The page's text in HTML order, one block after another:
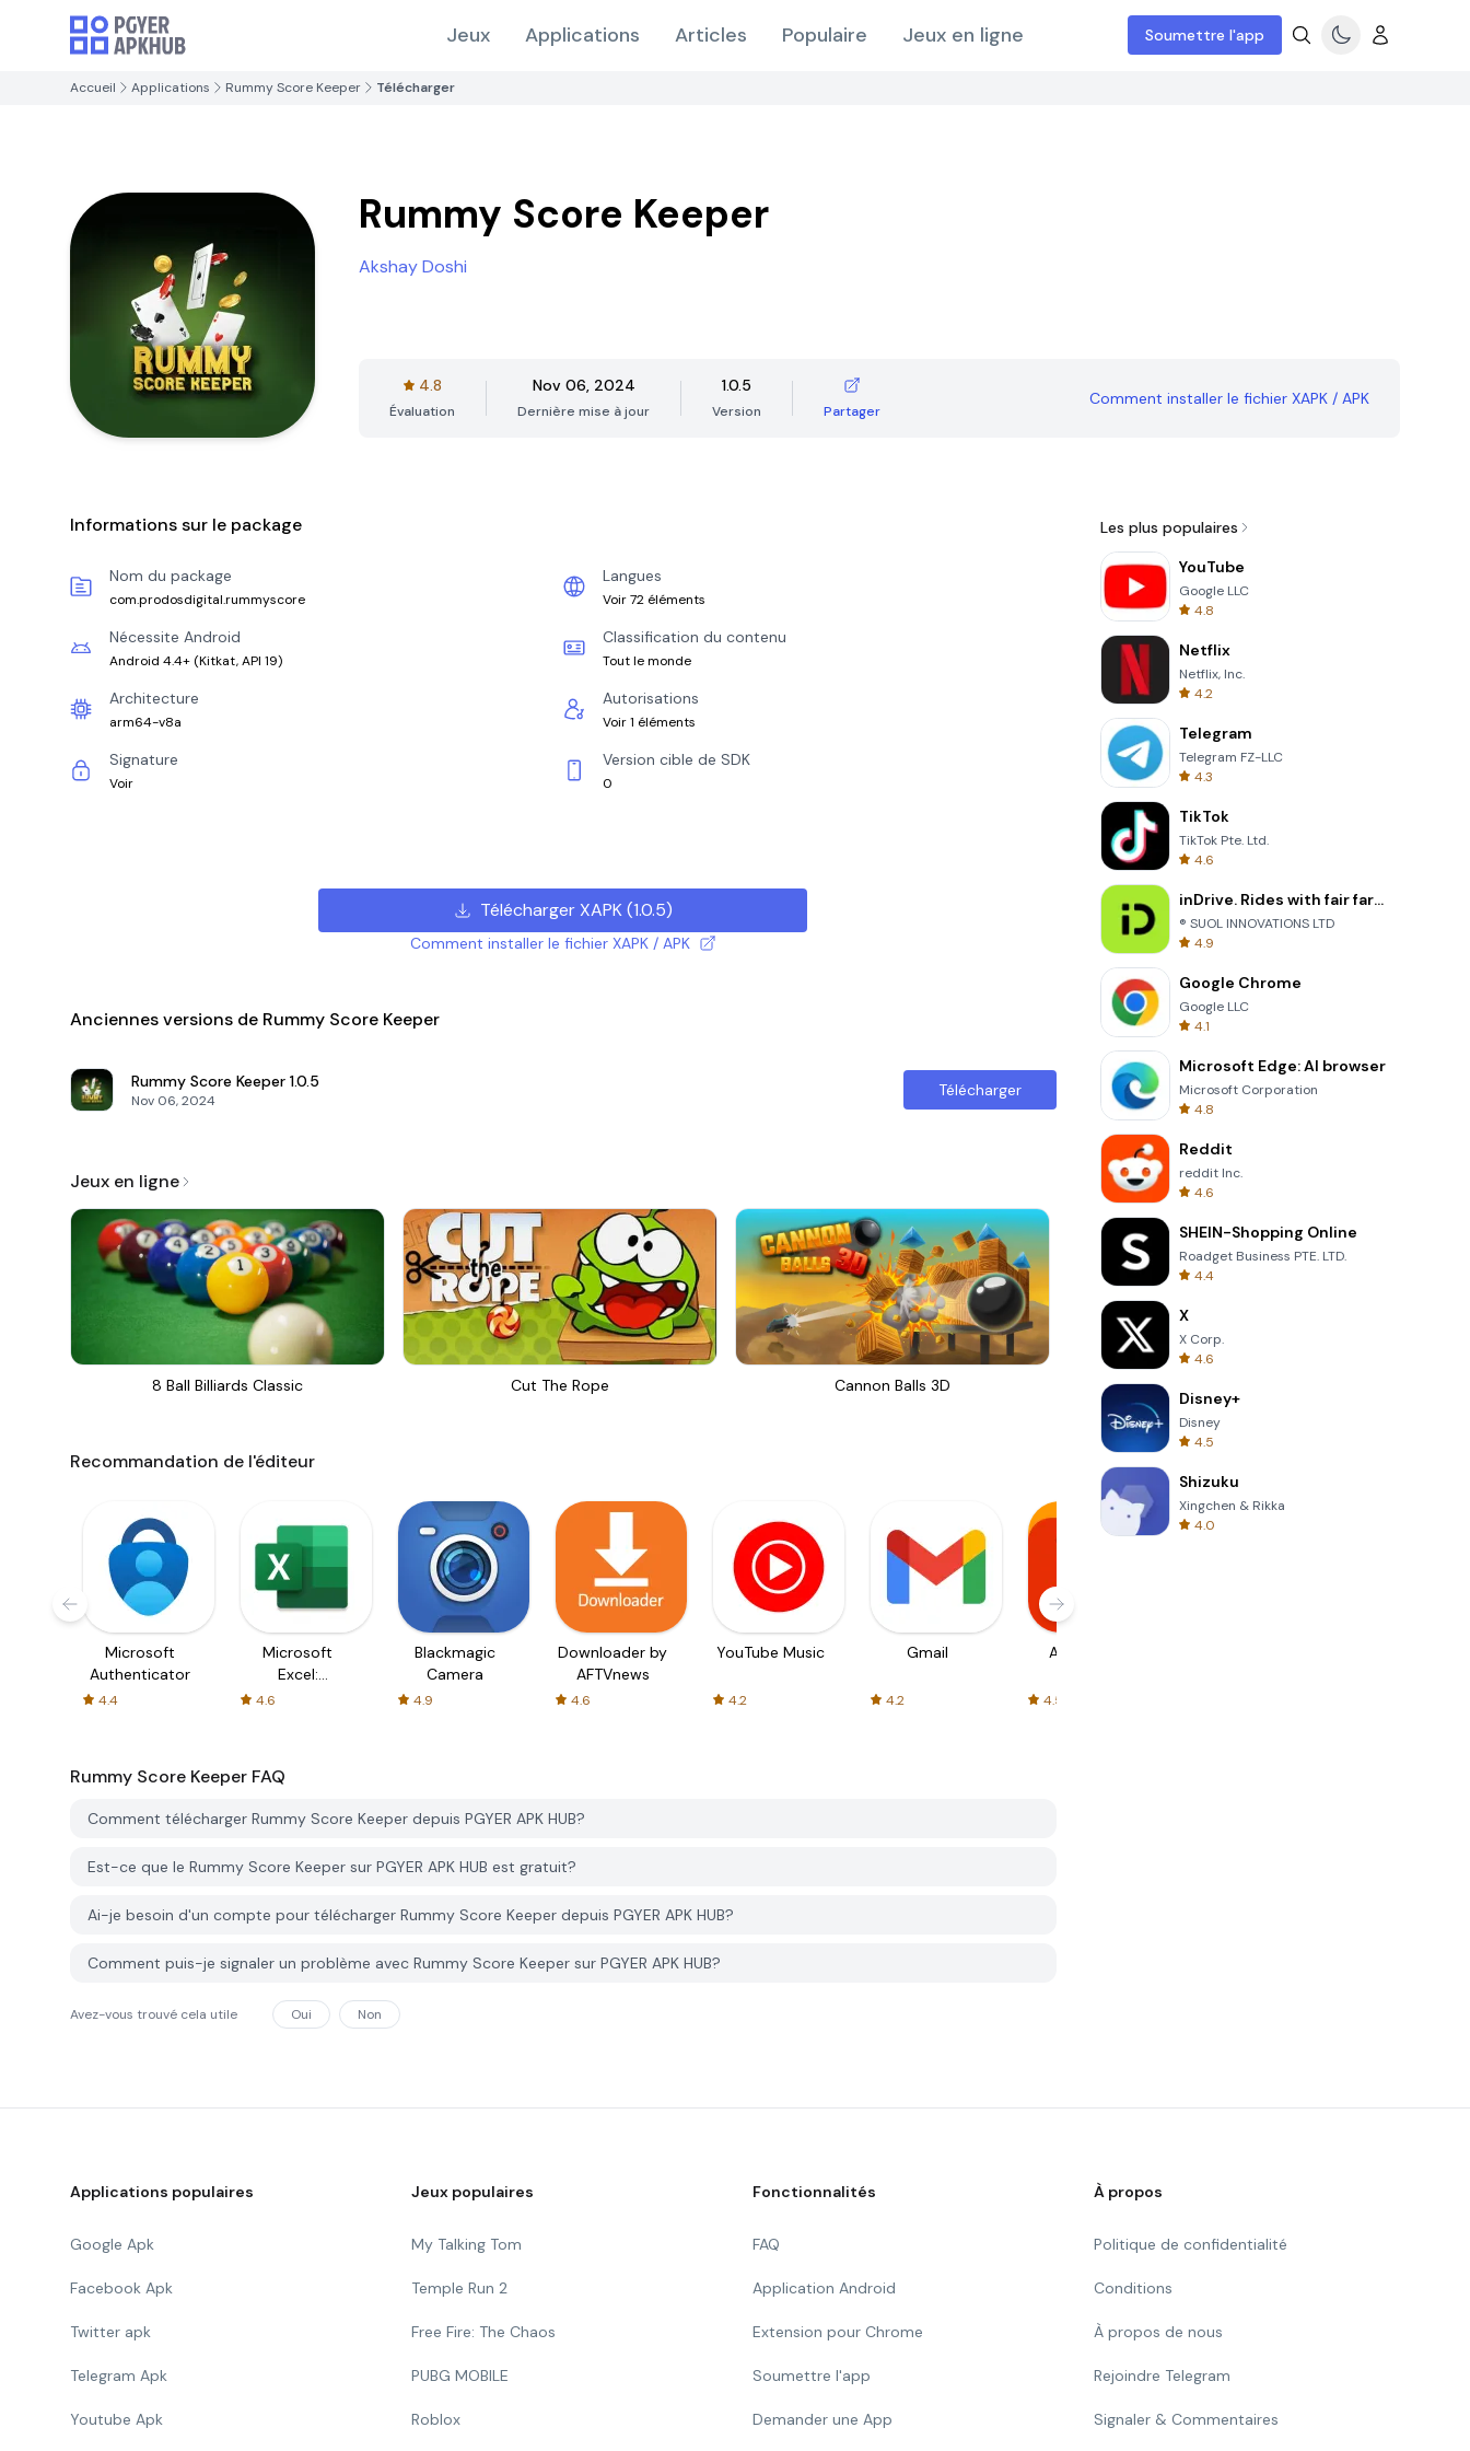
Jeux Applications Articles Populaire Jeux en ligne Soumettre l'app
Accueil Applications Rummy Score Keeper Télécharger
Rummy Score Keeper
Akshay Doshi
4.8
Évaluation
Nov 06, 2024
Dernière mise à jour
1.0.5
Version Partager
Comment installer le fichier XAPK / APK
Informations sur le package
Nom du package
com.prodosdigital.rummyscore
Langues
Voir 72 éléments
Nécessite Android
Android 4.4+ (Kitkat, API 19)
Classification du contenu
Tout le monde
Architecture
arm64-v8a
Autorisations
Voir 1 éléments
Signature
Voir
Version cible de SDK
0
Télécharger XAPK(1.0.5)
Comment installer le fichier XAPK / APK
Anciennes versions de Rummy Score Keeper
Rummy Score Keeper 1.0.5
Nov 06, 2024
Télécharger
Jeux en ligne
8 Ball Billiards Classic Cut The Rope Cannon Balls 3D Wheel Of Fortune Quiz
Recommandation de l'éditeur
Microsoft
Authenticator
4.4
Microsoft
Excel:
Spreadsheets
4.6
Blackmagic
Camera
4.9
Downloader by
AFTVnews
4.6
YouTube Music
4.2
Gmail
4.2
AliExpress
4.5
Rummy Score Keeper FAQ
Comment télécharger Rummy Score Keeper depuis PGYER APK HUB?
Est-ce que le Rummy Score Keeper sur PGYER APK HUB est gratuit?
Ai-je besoin d'un compte pour télécharger Rummy Score Keeper depuis PGYER APK HUB?
Comment puis-je signaler un problème avec Rummy Score Keeper sur PGYER APK HUB?
Avez-vous trouvé cela utile Oui Non
Les plus populaires
YouTube
Google LLC
4.8
Netflix
Netflix, Inc.
4.2
Telegram
Telegram FZ-LLC
4.3
TikTok
TikTok Pte. Ltd.
4.6
inDrive. Rides with fair fares
® SUOL INNOVATIONS LTD
4.9
Google Chrome
Google LLC
4.1
Microsoft Edge: AI browser
Microsoft Corporation
4.8
Reddit
reddit Inc.
4.6
SHEIN-Shopping Online
Roadget Business PTE. LTD.
4.4
X
X Corp.
4.6
Disney+
Disney
4.5
Shizuku
Xingchen & Rikka
4.0
Applications populaires
Google Apk
Facebook Apk
Twitter apk
Telegram Apk
Youtube Apk
Jeux populaires
My Talking Tom
Temple Run 2
Free Fire: The Chaos
PUBG MOBILE
Roblox
Fonctionnalités
FAQ
Application Android
Extension pour Chrome
Soumettre l'app
Demander une App
À propos
Politique de confidentialité
Conditions
À propos de nous
Rejoindre Telegram
Signaler & Commentaires